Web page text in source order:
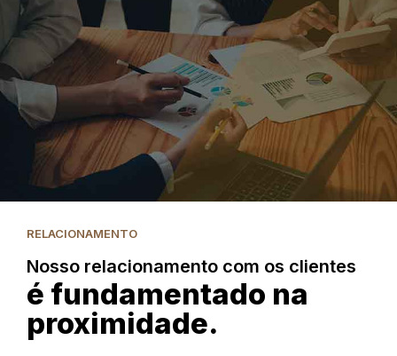
RELACIONAMENTO
Nosso relacionamento com os clientes
é fundamentado na
proximidade.